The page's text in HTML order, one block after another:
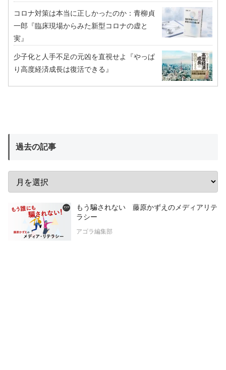
コロナ対策は本当に正しかったのか：青柳貞
一郎『臨床現場からみた新型コロナの虚と
実』
少子化と人手不足の元凶を直視せよ『やっぱ
り高度経済成長は復活できる』
過去の記事
もう騙されない 藤原かずえのメディアリテ
ラシー
アゴラ編集部